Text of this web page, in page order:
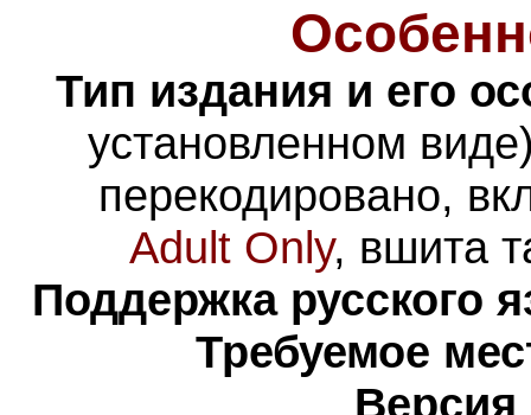
Тип издания и его
установленном
перекодировано,
Adult Only, вшита
Поддержка русского
Требуемое